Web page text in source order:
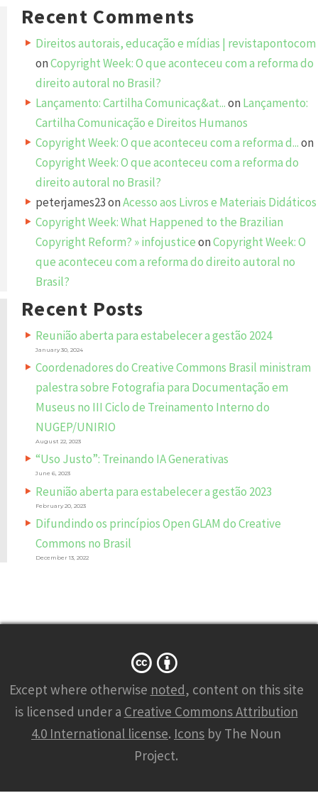
Recent Comments
Direitos autorais, educação e mídias | revistapontocom
onCopyright Week: O que aconteceu com a reforma do
direito autoral no Brasil?
Lançamento: Cartilha Comunicaç&at...on Lançamento:
Cartilha Comunicação e Direitos Humanos
Copyright Week: O que aconteceu com a reforma d...on
Copyright Week: O que aconteceu com a reforma do
direito autoral no Brasil?
peterjames23onAcesso aos Livros e Materiais Didáticos
Copyright Week: What Happened to the Brazilian
Copyright Reform? » infojusticeonCopyright Week: O
que aconteceu com a reforma do direito autoral no
Brasil?
Recent Posts
Reunião aberta para estabelecer a gestão 2024
January 30, 2024
Coordenadores do Creative Commons Brasil ministram
palestra sobre Fotografia para Documentação em
Museus no III Ciclo de Treinamento Interno do
NUGEP/UNIRIO
August 22, 2023
“Uso Justo”: Treinando IA Generativas
June 6, 2023
Reunião aberta para estabelecer a gestão 2023
February 20, 2023
Difundindo os princípios Open GLAM do Creative
Commons no Brasil
December 13, 2022
Except where otherwise noted, content on this site
is licensed under a Creative Commons Attribution
4.0 International license. Icons by The Noun
Project.